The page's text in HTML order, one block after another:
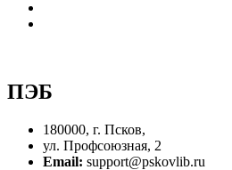
ПЭБ
180000, г. Псков,
ул. Профсоюзная, 2
Email: support@pskovlib.ru